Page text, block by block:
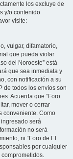
los excluye de
y/o contenido
visite:
vulgar, difamatorio,
que pueda violar
del Noroeste” está
que sea inmediata y
con notificación a su
de todos los envíos son
Acuerda que “Foro
mover o cerrar
conveniente. Como
será
no será
ni “Foro de El
por cualquier